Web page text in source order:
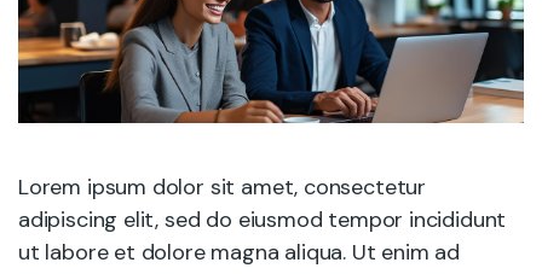
Lorem ipsum dolor sit amet, consectetur
adipiscing elit, sed do eiusmod tempor incididunt
ut labore et dolore magna aliqua. Ut enim ad